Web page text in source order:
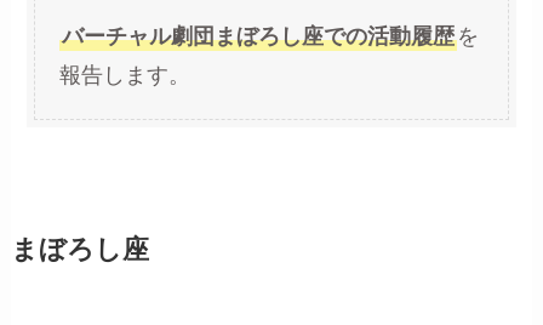
バーチャル劇団まぼろし座での活動履歴を
報告します。
まぼろし座